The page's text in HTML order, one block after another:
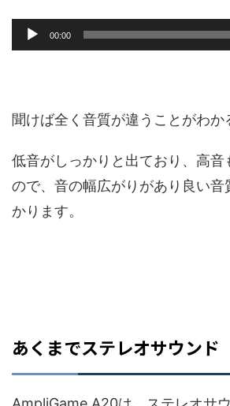
ヤ
ー
00:00
聞けば全く音質が違うことがわか
低音がしっかりと出ており、高音
ので、音の幅広がりがあり良い音
かります。
あくまでステレオサウンド